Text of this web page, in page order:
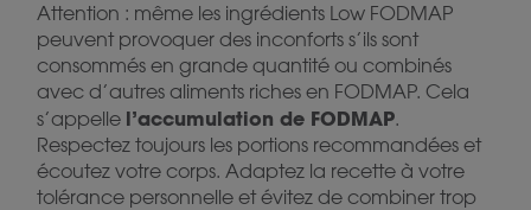
Attention : même les ingrédients Low FODMAP
peuvent provoquer des inconforts s’ils sont
consommés en grande quantité ou combinés
avec d’autres aliments riches en FODMAP. Cela
s’appelle l’accumulation de FODMAP.
Respectez toujours les portions recommandées et
écoutez votre corps. Adaptez la recette à votre
tolérance personnelle et évitez de combiner trop